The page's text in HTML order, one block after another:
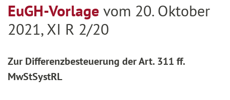
EuGH-Vorlage vom 20. Oktober
2021, XI R 2/20
Zur Differenzbesteuerung der Art. 311 ff.
MwStSystRL